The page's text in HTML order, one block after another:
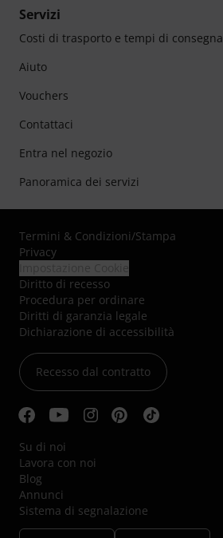
Servizi
Costi di trasporto e tempi di consegna
Aiuto
Vouchers
Contattaci
Entra nel negozio
Panoramica dei servizi
Termini & Condizioni/Stampa
Privacy
Diritto di recesso
Procedura per ordinare
Diritti di garanzia legale
Dichiarazione di accessibilità
Recesso dal contratto
Su di noi
Lavora con noi
Blog
Annunci
Sistema di segnalazione